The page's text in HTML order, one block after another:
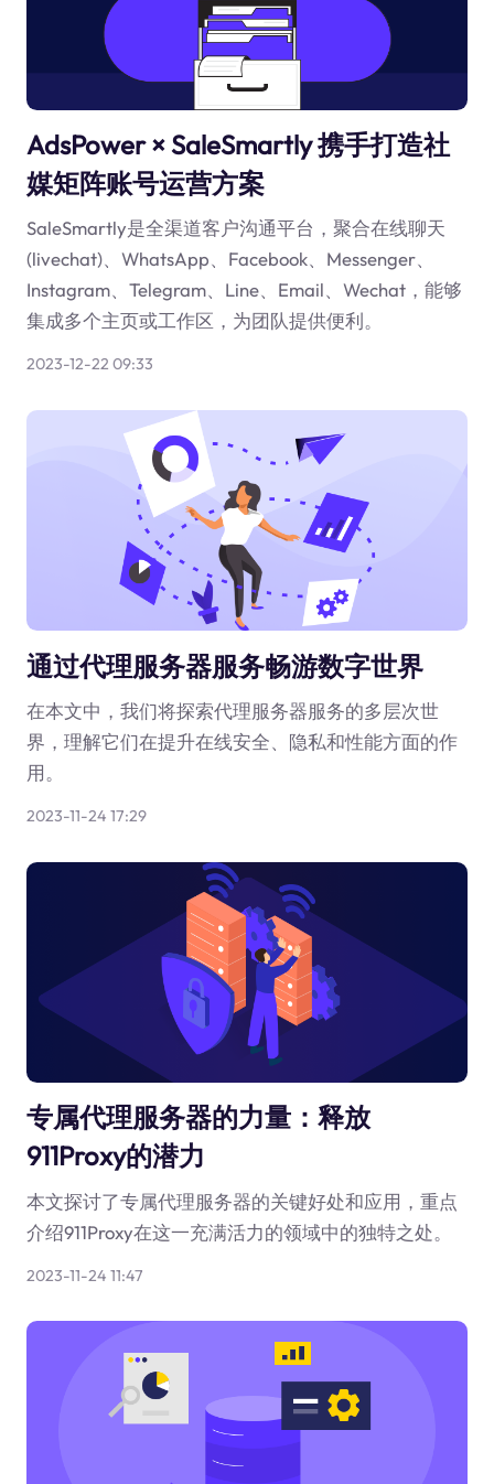
AdsPower × SaleSmartly 携手打造社
媒矩阵账号运营方案
SaleSmartly是全渠道客户沟通平台，聚合在线聊天
(livechat)、WhatsApp、Facebook、Messenger、
Instagram、Telegram、Line、Email、Wechat，能够
集成多个主页或工作区，为团队提供便利。
2023-12-22 09:33
通过代理服务器服务畅游数字世界
在本文中，我们将探索代理服务器服务的多层次世
界，理解它们在提升在线安全、隐私和性能方面的作
用。
2023-11-24 17:29
专属代理服务器的力量：释放
911Proxy的潜力
本文探讨了专属代理服务器的关键好处和应用，重点
介绍911Proxy在这一充满活力的领域中的独特之处。
2023-11-24 11:47